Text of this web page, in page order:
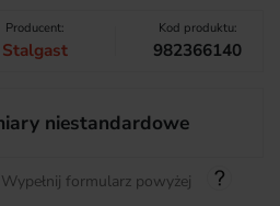
Producent:
Stalgast
Kod produktu:
982366140
niestandardowe
formularz powyżej